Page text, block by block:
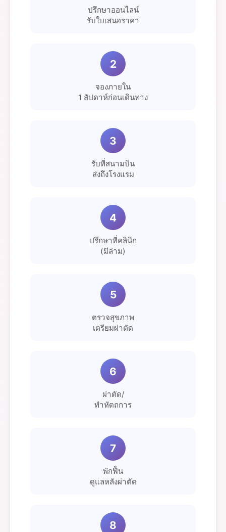
ปรึกษาออนไลน์
รับใบเสนอราคา
2
จองภายใน
1 สัปดาห์ก่อนเดินทาง
3
รับที่สนามบิน
ส่งถึงโรงแรม
4
ปรึกษาที่คลินิก
(มีล่าม)
5
ตรวจสุขภาพ
เตรียมผ่าตัด
6
ผ่าตัด/
ทำหัตถการ
7
พักฟื้น
ดูแลหลังผ่าตัด
8